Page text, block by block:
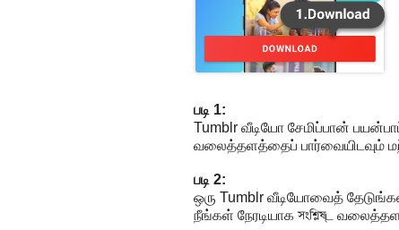
படி 1:
Tumblr வீடியோ சேமிப்பான்
வலைத்தளத்தைப் பார்வையிடவும்
படி 2:
ஒரு Tumblr வீடியோவைத்
நீங்கள் நேரடியாக সংশ্লিষ্ட